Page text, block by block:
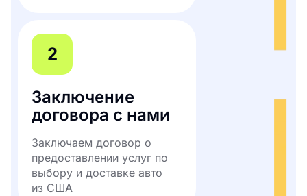
2
Заключение
договора с нами
Заключаем договор о
предоставлении услуг по
выбору и доставке авто
из США